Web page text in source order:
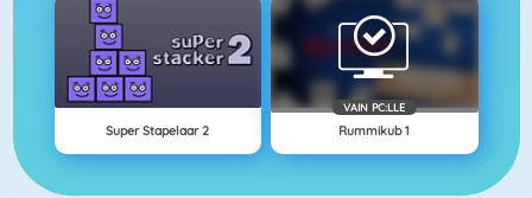
Super Stapelaar 2
VAIN PC:LLE
Rummikub 1